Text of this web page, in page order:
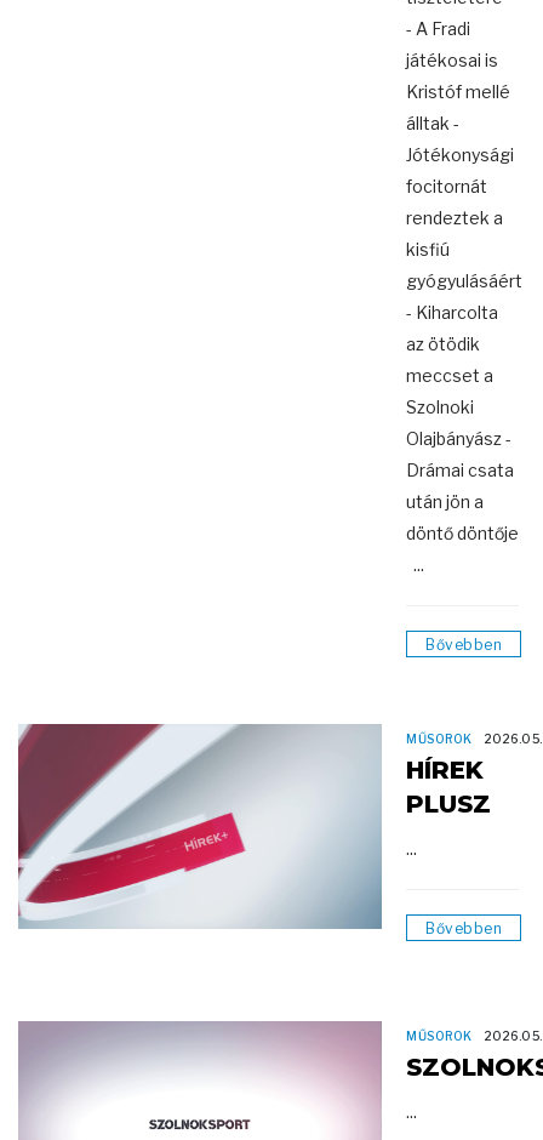
- A Fradi
játékosai is
Kristóf mellé
álltak -
Jótékonysági
focitornát
rendeztek a
kisfiú
gyógyulásáért
- Kiharcolta
az ötödik
meccset a
Szolnoki
Olajbányász -
Drámai csata
után jön a
döntő döntője
...
Bővebben
MŰSOROK
HÍREK
PLUSZ
...
Bővebben
MŰSOROK
...